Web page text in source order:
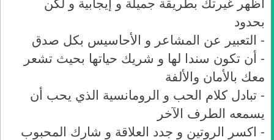
بحدود
- التعبير عن المشاعر و الأحاسيس بكل صدق
- أن تكون سندا لها و شريك حياتها بحيث تشعر
معك بالأمان والألفة
- تبادل كلام الحب و الرومانسية الذي يحب أن
يسمعه الطرف الآخر
- اكسر الروتين و جدد العلاقة و شارك المحبوب